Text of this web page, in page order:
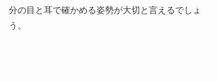
分の目と耳で確かめる姿勢が大切と言えるでしょ
う。